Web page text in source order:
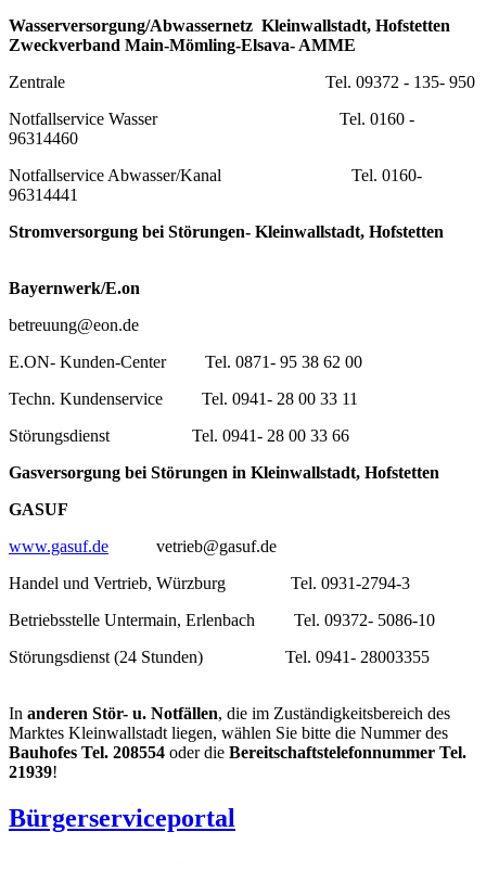
Wasserversorgung/Abwassernetz Kleinwallstadt, Hofstetten
Zweckverband Main-Mömling-Elsava- AMME
Zentrale Tel. 09372 - 135- 950
Notfallservice Wasser Tel. 0160 -
96314460
Notfallservice Abwasser/Kanal Tel. 0160-
96314441
Stromversorgung bei Störungen- Kleinwallstadt, Hofstetten
Bayernwerk/E.on
betreuung@eon.de
E.ON- Kunden-Center Tel. 0871- 95 38 62 00
Techn. Kundenservice Tel. 0941- 28 00 33 11
Störungsdienst Tel. 0941- 28 00 33 66
Gasversorgung bei Störungen in Kleinwallstadt, Hofstetten
GASUF
www.gasuf.de vetrieb@gasuf.de
Handel und Vertrieb, Würzburg Tel. 0931-2794-3
Betriebsstelle Untermain, Erlenbach Tel. 09372- 5086-10
Störungsdienst (24 Stunden) Tel. 0941- 28003355
In anderen Stör- u. Notfällen, die im Zuständigkeitsbereich des
Marktes Kleinwallstadt liegen, wählen Sie bitte die Nummer des
Bauhofes Tel. 208554 oder die Bereitschaftstelefonnummer Tel.
21939!
Bürgerserviceportal